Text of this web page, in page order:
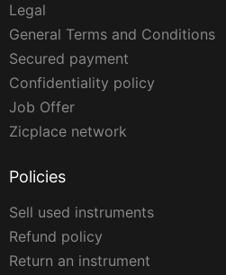
Legal
General Terms and Conditions
Secured payment
Confidentiality policy
Job Offer
Zicplace network
Policies
Sell used instruments
Refund policy
Return an instrument